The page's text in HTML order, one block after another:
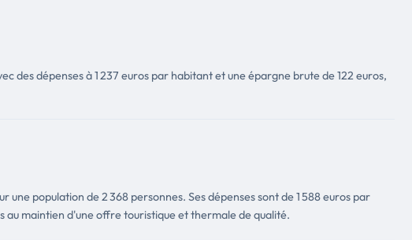
des dépenses à 1 237 euros par habitant et une épargne brute de 122 euros,
population de 2 368 personnes. Ses dépenses sont de 1 588 euros par
au maintien d'une offre touristique et thermale de qualité.